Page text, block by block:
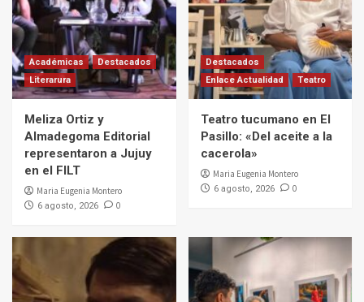
Académicas
Destacados
Literarura
Meliza Ortiz y
Almadegoma Editorial
representaron a Jujuy
en el FILT
Maria Eugenia Montero
6 agosto, 2026 0
Destacados
Enlace Actualidad
Teatro
Teatro tucumano en El
Pasillo: «Del aceite a la
cacerola»
Maria Eugenia Montero
6 agosto, 2026 0